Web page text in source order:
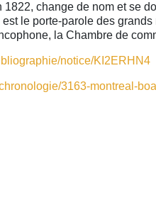
change de nom et se
le porte-parole des
la Chambre de
notice/KI2ERHN4
3163-montreal-